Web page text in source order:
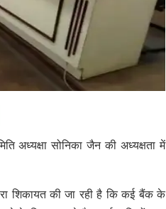
अध्यक्षा सोनिका जैन की अध्यक्षता में
शिकायत की जा रही है कि कई बैंक के